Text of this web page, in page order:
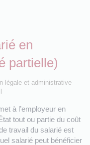
en
partielle)
légale et administrative
à l’employeur en
tout ou partie du coût
travail du salarié est
salarié peut bénéficier